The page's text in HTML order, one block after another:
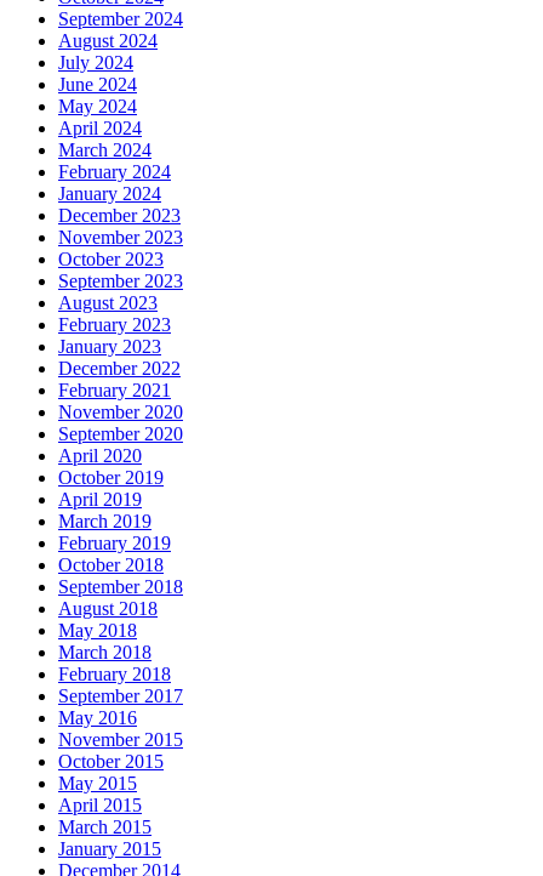
September 2024
August 2024
July 2024
June 2024
May 2024
April 2024
March 2024
February 2024
January 2024
December 2023
November 2023
October 2023
September 2023
August 2023
February 2023
January 2023
December 2022
February 2021
November 2020
September 2020
April 2020
October 2019
April 2019
March 2019
February 2019
October 2018
September 2018
August 2018
May 2018
March 2018
February 2018
September 2017
May 2016
November 2015
October 2015
May 2015
April 2015
March 2015
January 2015
December 2014